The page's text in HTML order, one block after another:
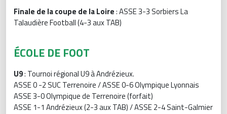
Finale de la coupe de la Loire: ASSE 3-3 Sorbiers La
Talaudière Football (4-3 aux TAB)
ÉCOLE DE FOOT
U9: Tournoi régional U9 à Andrézieux.
ASSE 0 -2 SUC Terrenoire / ASSE 0-6 Olympique Lyonnais
ASSE 3-0 Olympique de Terrenoire (forfait)
ASSE 1-1 Andrézieux (2-3 aux TAB) / ASSE 2-4 Saint-Galmier